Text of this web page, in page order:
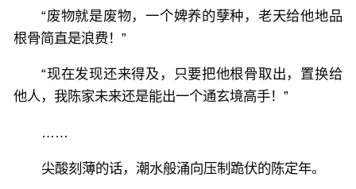
“废物就是废物，一个婢养的孽种，老天给他地品
根骨简直是浪费！”
“现在发现还来得及，只要把他根骨取出，置换给
他人，我陈家未来还是能出一个通玄境高手！”
……
尖酸刻薄的话，潮水般涌向压制跪伏的陈定年。